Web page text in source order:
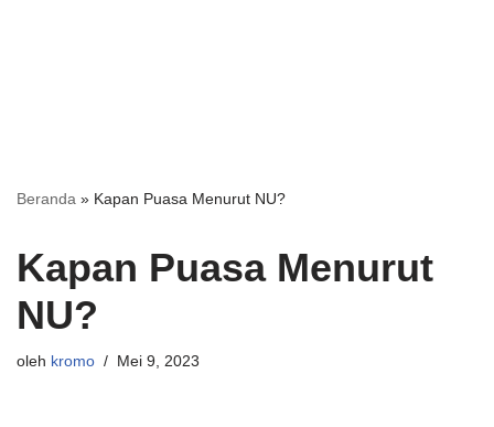
Beranda » Kapan Puasa Menurut NU?
Kapan Puasa Menurut
NU?
oleh kromo Mei 9, 2023